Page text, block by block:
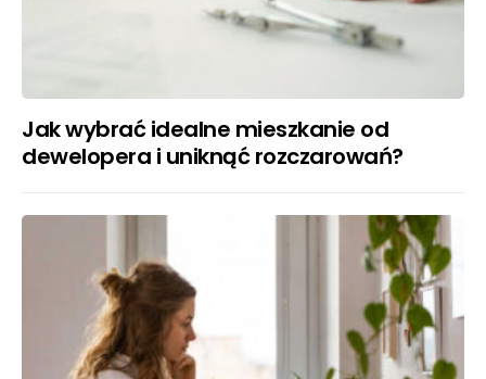
Jak wybrać idealne mieszkanie od
dewelopera i uniknąć rozczarowań?